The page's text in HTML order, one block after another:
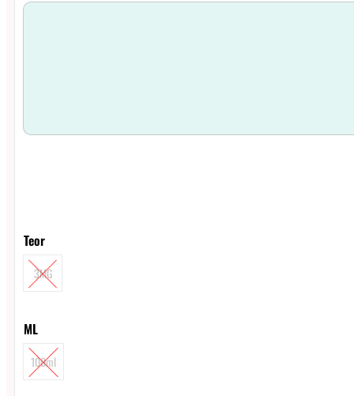
Teor
3MG
ML
100ml